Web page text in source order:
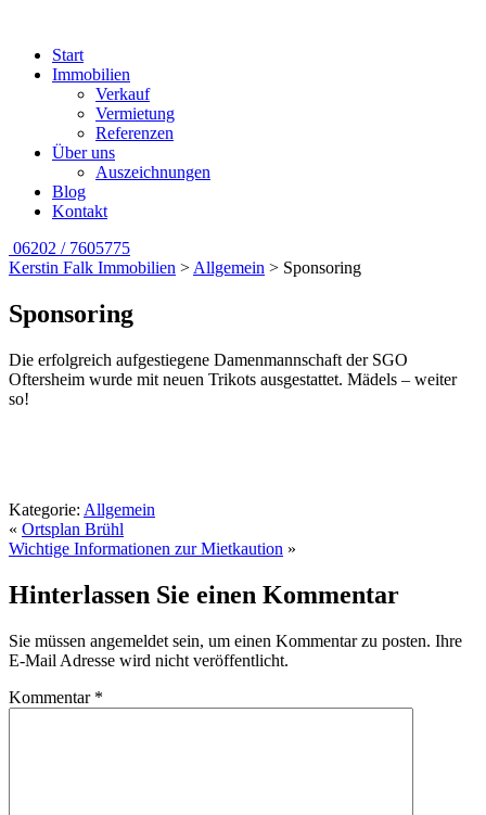
Start
Immobilien
Verkauf
Vermietung
Referenzen
Über uns
Auszeichnungen
Blog
Kontakt
06202 / 7605775
Kerstin Falk Immobilien > Allgemein > Sponsoring
Sponsoring
Die erfolgreich aufgestiegene Damenmannschaft der SGO
Oftersheim wurde mit neuen Trikots ausgestattet. Mädels – weiter
so!
Kategorie: Allgemein
« Ortsplan Brühl
Wichtige Informationen zur Mietkaution »
Hinterlassen Sie einen Kommentar
Sie müssen angemeldet sein, um einen Kommentar zu posten. Ihre
E-Mail Adresse wird nicht veröffentlicht.
Kommentar *